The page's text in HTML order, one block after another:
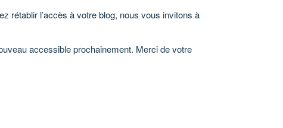
rétablir l’accès à votre blog, nous vous invitons à
accessible prochainement. Merci de votre